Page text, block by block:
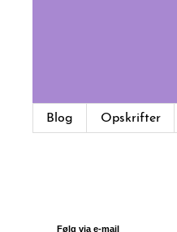
Blog Opskrifter
Følg via e-mail